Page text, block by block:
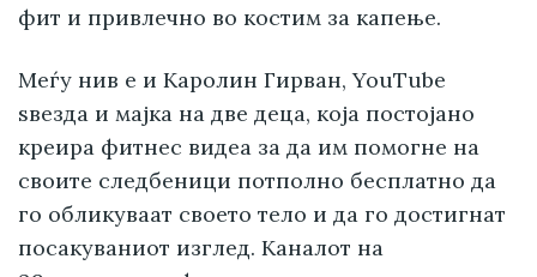
фит и привлечно во костим за капење.
Меѓу нив е и Каролин Гирван, YouTube
ѕвезда и мајка на две деца, која постојано
креира фитнес видеа за да им помогне на
своите следбеници потполно бесплатно да
го обликуваат своето тело и да го достигнат
посакуваниот изглед. Каналот на